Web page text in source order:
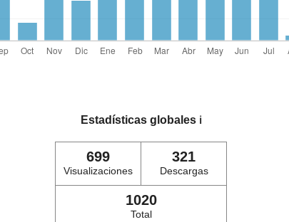
Estadísticas globales ℹ️
699
Visualizaciones
321
Descargas
1020
Total